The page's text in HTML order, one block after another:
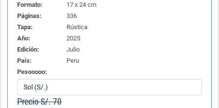
Formato:
17 x 24 cm
Páginas:
336
Tapa:
Rústica
Año:
2025
Edición:
Julio
País:
Peru
Pesooooo:
Precio S/. 70